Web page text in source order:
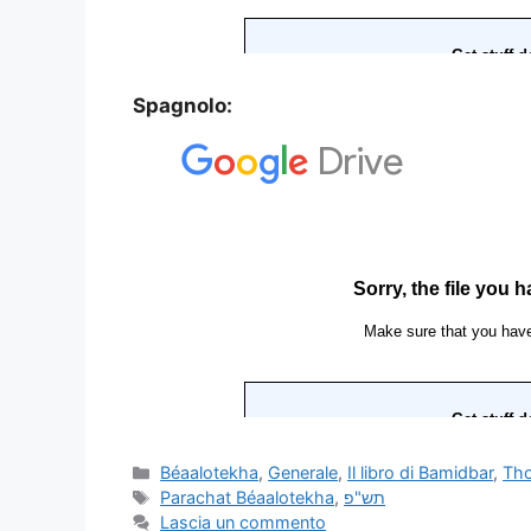
Spagnolo:
Béaalotekha, Generale, Il libro di Bamidbar,
Parachat Béaalotekha, תש"פ
Lascia un commento